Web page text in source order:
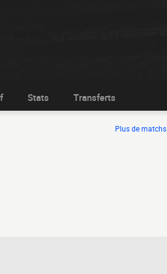
Stats Transferts
Plus de matchs